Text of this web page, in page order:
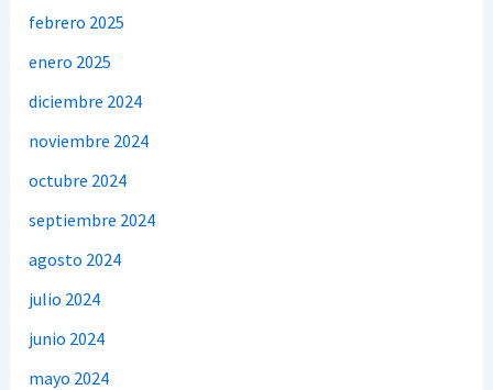
febrero 2025
enero 2025
diciembre 2024
noviembre 2024
octubre 2024
septiembre 2024
agosto 2024
julio 2024
junio 2024
mayo 2024